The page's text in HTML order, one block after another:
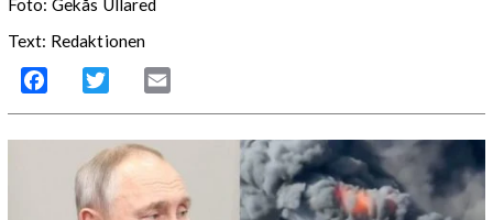
Foto: Gekås Ullared
Text: Redaktionen
Facebook Twitter